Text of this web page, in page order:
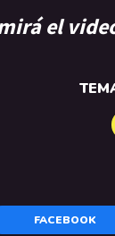
el
FACEBOOK